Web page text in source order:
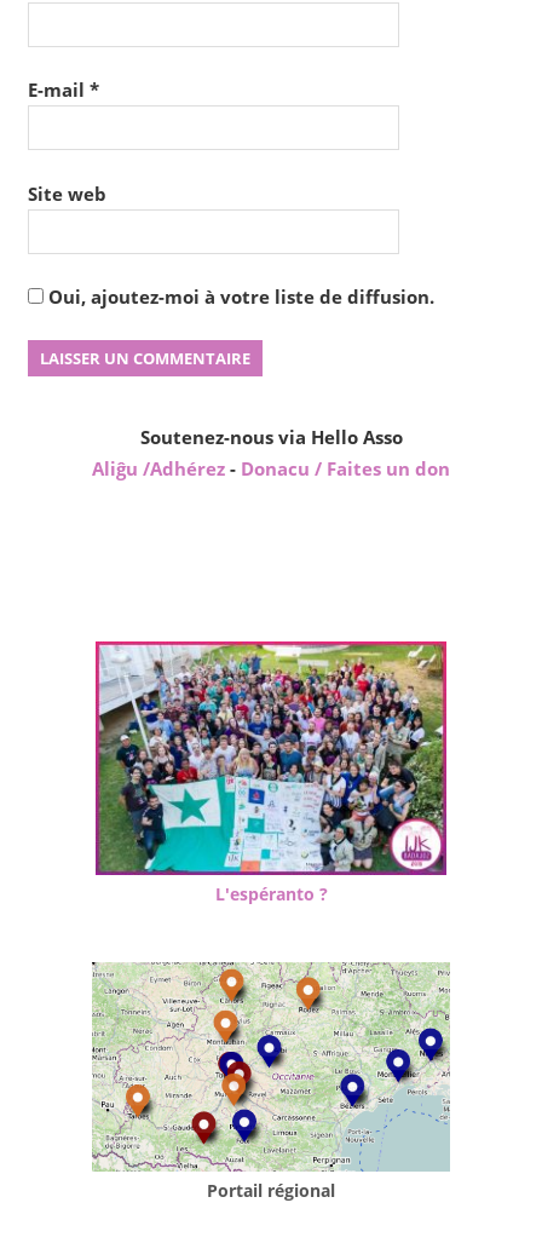
E-mail *
Site web
Oui, ajoutez-moi à votre liste de diffusion.
Soutenez-nous via Hello Asso
Aliĝu /Adhérez - Donacu / Faites un don
L'espéranto ?
Portail régional